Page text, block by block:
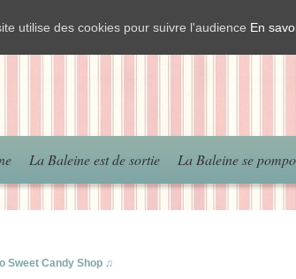
La Baleine est de sortie La Baleine se
Sweet Candy Shop ♫
utilise des cookies pour suivre l'audience En